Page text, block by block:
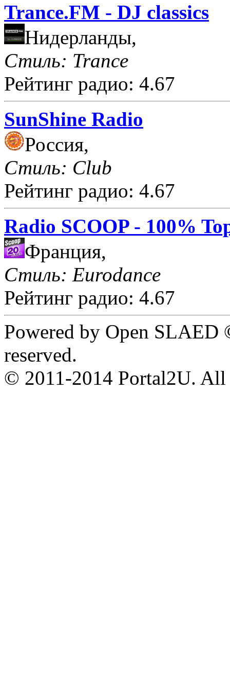
Trance.FM - DJ classics
Нидерланды,
Стиль: Trance
Рейтинг радио: 4.67
SunShine Radio
Россия,
Стиль: Club
Рейтинг радио: 4.67
Radio SCOOP - 100%
Франция,
Стиль: Eurodance
Рейтинг радио: 4.67
Powered by Open
reserved.
© 2011-2014 Portal2U. All